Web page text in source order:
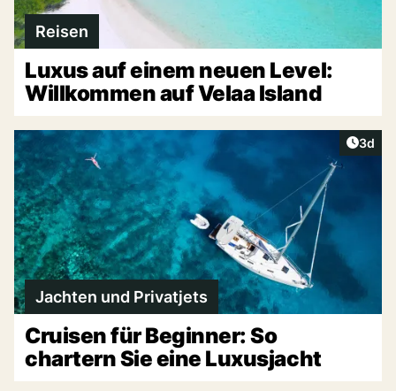
Reisen
Luxus auf einem neuen Level:
Willkommen auf Velaa Island
3d
Jachten und Privatjets
Cruisen für Beginner: So
chartern Sie eine Luxusjacht